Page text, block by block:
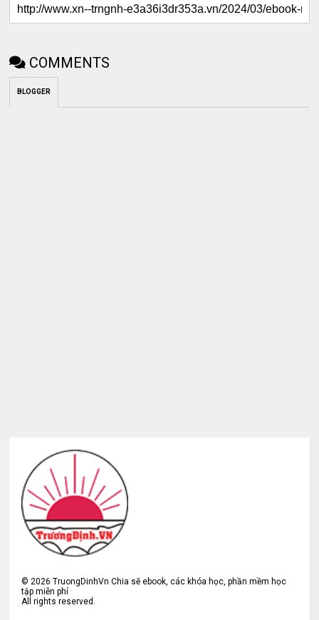
COMMENTS
BLOGGER
©2026 TruongDinhVn Chia sẽ ebook, các khóa học, phần mềm học
tập miễn phí
All rights reserved.